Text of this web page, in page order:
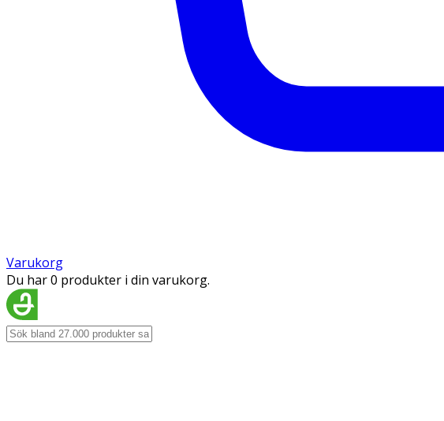
Varukorg
Du har 0 produkter i din varukorg.